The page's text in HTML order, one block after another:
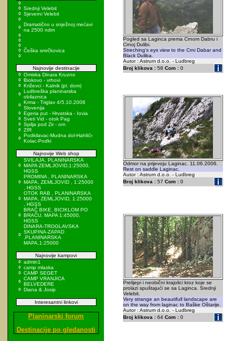
Srednji Velebit
Sjeverni Velebit
Dramatično u snježnoj mećavi
na 2500 ndm
Češka smrčkovica
Najnovije destinacije
Omiska Dinara Kruzno
Biokovo - vrhovi
Križevci - Kalnik (pl. dom)
Ludbreška planinarska
obilaznica
Krma - Triglav 4/5.10.2008
Slovenija
Egeria put - Hrvatska - Iovia
Sveti Vid - otok Pag
Spilja pod Zir - om
ZIR
Podkilavac-Mudna dol-Hahlići-
Kolac-Podki
Najnovije Web shop
SVILAJA, PLANINARSKA
MAPA ZEMLJOVID,1:25000,
HGSS
PROMINA , PLANINARSKA
MAPA, ZEMLJOVID , 1:25000
, HGSS
OTOK RAB , PLANINARSKA
MAPA, ZEMLJOVID, 1:25000
, HGSS
BRAČ BIKE, BICIKLOM PO
BRAČU, MAPA 1:45000,
HGSS
DINARA-TROGLAVSKA
SKUPINA-ZAPAD
,PLANINARSKA
MAPA,1:25000
Najnovije kampovi
admin1
camp mlaska
CAMP SEGET
CAMP VRANJICA
BELVEDERE
Diana & Josip
Interesantni linkovi
Planinarski forum
Destinacije po gledanosti
Pogled sa Laginca prema Crnom Dabru i
Crnoj Dulibi.
Streching's eys view to the Crni Dabar and
Black Duliba.
Autor : Astrum d.o.o. - Ludbreg
Broj klikova :58 Com :0
Odmor na prijevoju Laginac. 11.06.2006.
Rest on saddle Laginac.
Autor : Astrum d.o.o. - Ludbreg
Broj klikova :57 Com :0
Prelijepi i neobični krajolici kroz koje se
prolazi spuštajući se sa Laginca. Srednji
Velebit.
Very strange an beautifull landscape are
on the way from laginac to Baške Oštarije.
Autor : Astrum d.o.o. - Ludbreg
Broj klikova :64 Com :0